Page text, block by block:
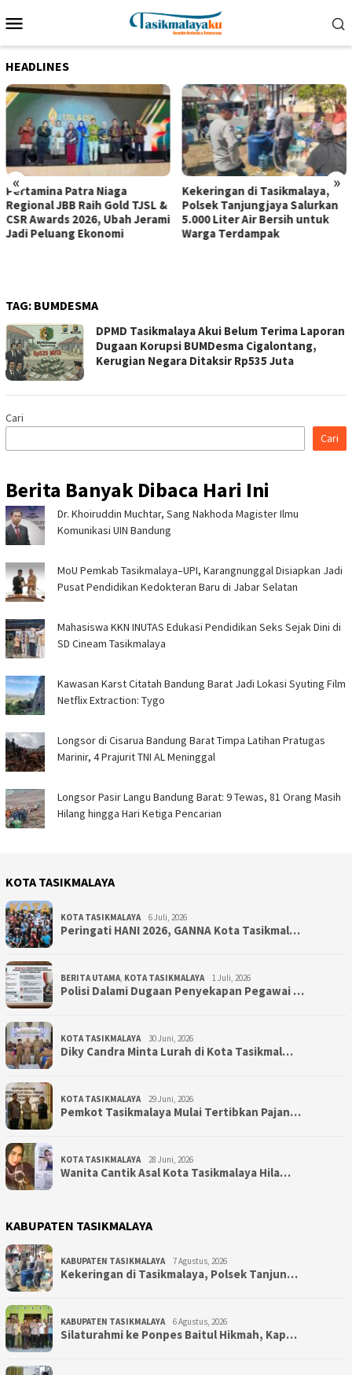
ke
Mobile
HEADLINES
« »
Pertamina Patra Niaga
Regional JBB Raih Gold TJSL &
CSR Awards 2026, Ubah Jerami
Jadi Peluang Ekonomi
Kekeringan di Tasikmalaya,
Polsek Tanjungjaya Salurkan
5.000 Liter Air Bersih untuk
Warga Terdampak
TAG: BUMDESMA
DPMD Tasikmalaya Akui Belum Terima Laporan
Dugaan Korupsi BUMDesma Cigalontang,
Kerugian Negara Ditaksir Rp535 Juta
Cari
Cari
Berita Banyak Dibaca Hari Ini
Dr. Khoiruddin Muchtar, Sang Nakhoda Magister Ilmu
Komunikasi UIN Bandung
MoU Pemkab Tasikmalaya–UPI, Karangnunggal Disiapkan Jadi
Pusat Pendidikan Kedokteran Baru di Jabar Selatan
Mahasiswa KKN INUTAS Edukasi Pendidikan Seks Sejak Dini di
SD Cineam Tasikmalaya
Kawasan Karst Citatah Bandung Barat Jadi Lokasi Syuting Film
Netflix Extraction: Tygo
Longsor di Cisarua Bandung Barat Timpa Latihan Pra­tugas
Marinir, 4 Prajurit TNI AL Meninggal
Longsor Pasir Langu Bandung Barat: 9 Tewas, 81 Orang Masih
Hilang hingga Hari Ketiga Pencarian
KOTA TASIKMALAYA
KOTA TASIKMALAYA 6 Juli, 2026
Peringati HANI 2026, GANNA Kota Tasikmal…
BERITA UTAMA KOTA TASIKMALAYA 1 Juli, 2026
Polisi Dalami Dugaan Penyekapan Pegawai …
KOTA TASIKMALAYA 30 Juni, 2026
Diky Candra Minta Lurah di Kota Tasikmal…
KOTA TASIKMALAYA 29 Juni, 2026
Pemkot Tasikmalaya Mulai Tertibkan Pajan…
KOTA TASIKMALAYA 28 Juni, 2026
Wanita Cantik Asal Kota Tasikmalaya Hila…
KABUPATEN TASIKMALAYA
KABUPATEN TASIKMALAYA 7 Agustus, 2026
Kekeringan di Tasikmalaya, Polsek Tanjun…
KABUPATEN TASIKMALAYA 6 Agustus, 2026
Silaturahmi ke Ponpes Baitul Hikmah, Kap…